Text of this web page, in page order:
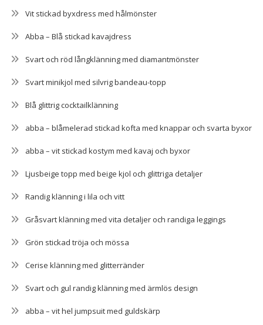
Vit stickad byxdress med hålmönster
Abba – Blå stickad kavajdress
Svart och röd långklänning med diamantmönster
Svart minikjol med silvrig bandeau-topp
Blå glittrig cocktailklänning
abba – blåmelerad stickad kofta med knappar och svarta byxor
abba – vit stickad kostym med kavaj och byxor
Ljusbeige topp med beige kjol och glittriga detaljer
Randig klänning i lila och vitt
Gråsvart klänning med vita detaljer och randiga leggings
Grön stickad tröja och mössa
Cerise klänning med glitterränder
Svart och gul randig klänning med ärmlös design
abba – vit hel jumpsuit med guldskärp